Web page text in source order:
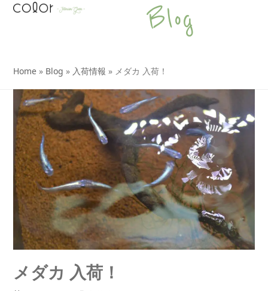
SkipOpen
Close
Blog
Home » Blog » 入荷情報 » メダカ 入荷！
メダカ 入荷！